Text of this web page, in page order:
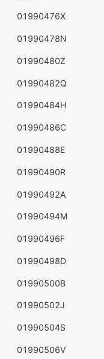
01990476X
01990478N
01990480Z
01990482Q
01990484H
01990486C
01990488E
01990490R
01990492A
01990494M
01990496F
01990498D
01990500B
01990502J
01990504S
01990506V